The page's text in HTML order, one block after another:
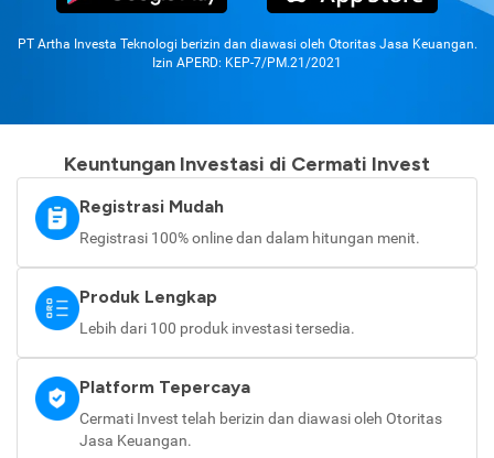
PT Artha Investa Teknologi berizin dan diawasi oleh Otoritas Jasa Keuangan.
Izin APERD: KEP-7/PM.21/2021
Keuntungan Investasi di Cermati Invest
Registrasi Mudah
Registrasi 100% online dan dalam hitungan menit.
Produk Lengkap
Lebih dari 100 produk investasi tersedia.
Platform Tepercaya
Cermati Invest telah berizin dan diawasi oleh Otoritas
Jasa Keuangan.